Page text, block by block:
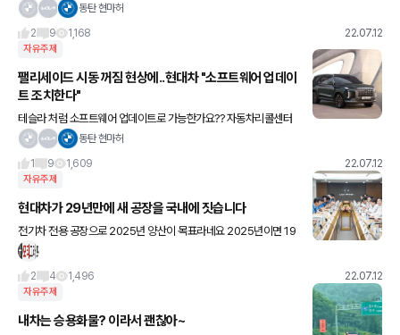
동탄 현마허
2
9 1,168 22.07.12
자유주제
팰리세이드 시동 꺼짐 현상에..현대차 "소프트웨어 업데이
트 조치한다"
테슬라 처럼 소프트웨어 업데이트로 가능한가요?? 자동차리콜센터
시동꺼짐 신고 한 달새 70건 넘어 현대차 더 뉴 팰리세이드 3.8 가솔
동탄 현마허
1
9 1,609 22.07.12
자유주제
현대차가 29년만에 새 공장을 국내에 짓습니다
전기차 전용 공장으로 2025년 양산이 목표라네요 2025년이면 19
96년 아산공장 이후 29년 만에 새로운 공장이 가동되는겁니다.
2 4 1,496 22.07.12
자유주제
내차는 승용화물? 이라서 괜찮아~